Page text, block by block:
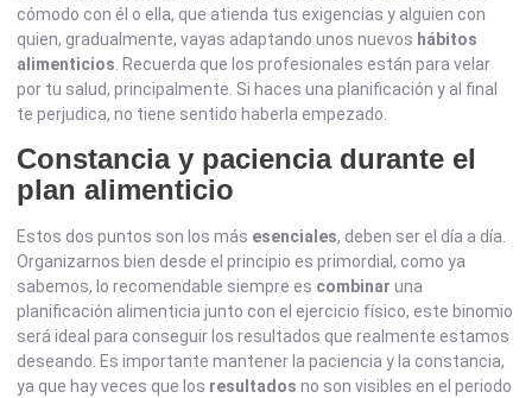
cómodo con él o ella, que atienda tus exigencias y alguien con
quien, gradualmente, vayas adaptando unos nuevos hábitos
alimenticios . Recuerda que los profesionales están para velar
por tu salud, principalmente. Si haces una planificación y al final
te perjudica, no tiene sentido haberla empezado.
Constancia y paciencia durante el
plan alimenticio
Estos dos puntos son los más esenciales, deben ser el día a día.
Organizarnos bien desde el principio es primordial, como ya
sabemos, lo recomendable siempre es combinar una
planificación alimenticia junto con el ejercicio físico, este binomio
será ideal para conseguir los resultados que realmente estamos
deseando. Es importante mantener la paciencia y la constancia,
ya que hay veces que los resultados no son visibles en el periodo